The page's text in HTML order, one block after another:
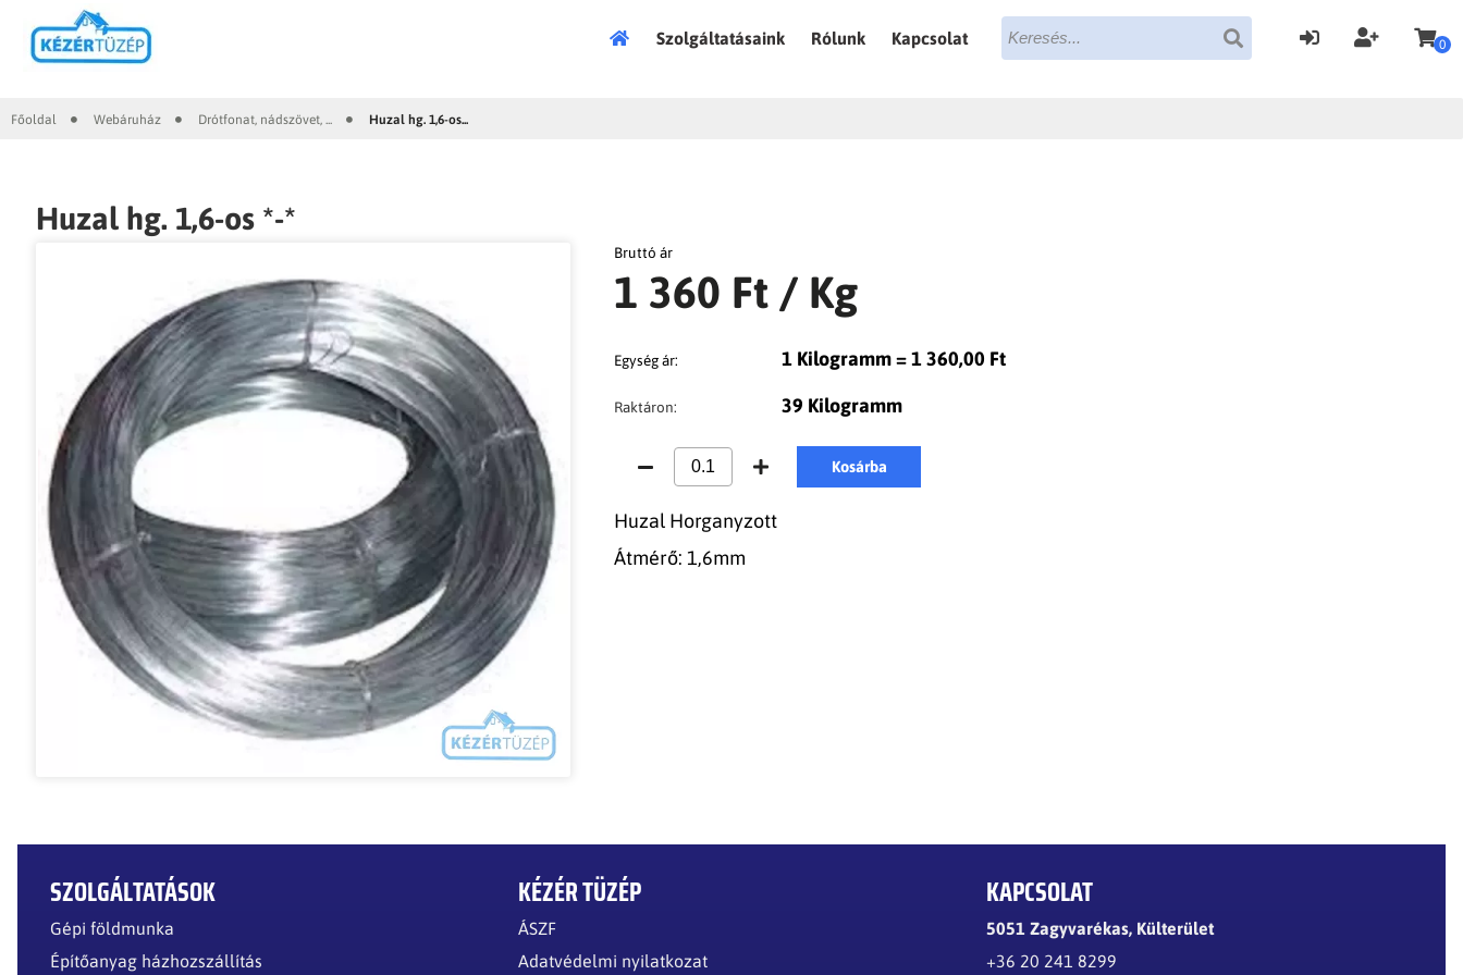
0
FőoldalSzolgáltatásaink Rólunk Kapcsolat
Főoldal Webáruház Drótfonat, nádszövet, ... Huzal hg. 1,6-os...
Huzal hg. 1,6-os *-*
Bruttó ár
1 360 Ft / Kg
Egység ár: 1 Kilogramm = 1 360,00 Ft
Raktáron: 39 Kilogramm
Kosárba
Huzal Horganyzott
Átmérő: 1,6mm
SZOLGÁLTATÁSOK
Gépi földmunka
Építőanyag házhozszállítás
KÉZÉR TÜZÉP
ÁSZF
Adatvédelmi nyilatkozat
KAPCSOLAT
5051 Zagyvarékas, Külterület
+36 20 241 8299